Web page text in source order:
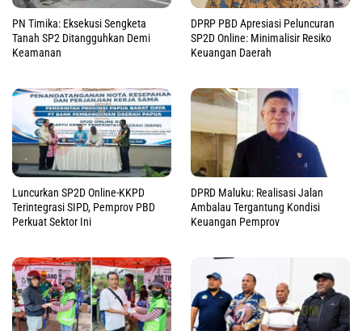
PN Timika: Eksekusi Sengketa
Tanah SP2 Ditangguhkan Demi
Keamanan
DPRP PBD Apresiasi Peluncuran
SP2D Online: Minimalisir Resiko
Keuangan Daerah
Luncurkan SP2D Online-KKPD
Terintegrasi SIPD, Pemprov PBD
Perkuat Sektor Ini
DPRD Maluku: Realisasi Jalan
Ambalau Tergantung Kondisi
Keuangan Pemprov